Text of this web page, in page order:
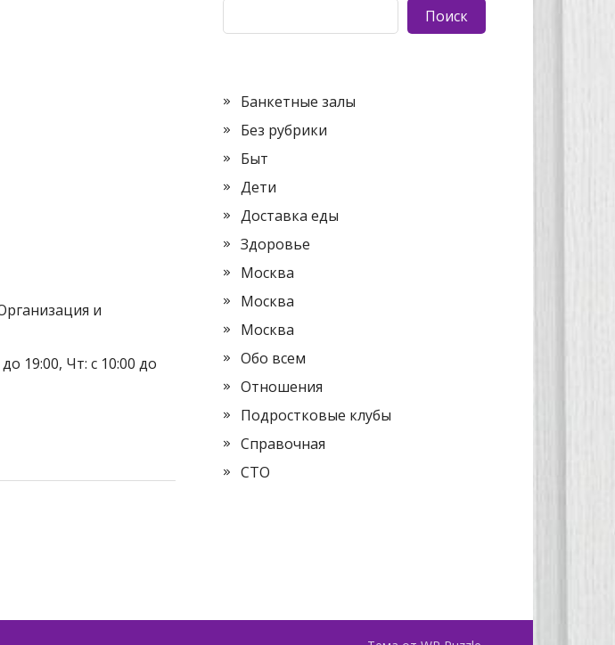
и
19:00, Чт: с 10:00 до
Поиск
Банкетные залы
Без рубрики
Быт
Дети
Доставка еды
Здоровье
Москва
Москва
Москва
Обо всем
Отношения
Подростковые клубы
Справочная
СТО